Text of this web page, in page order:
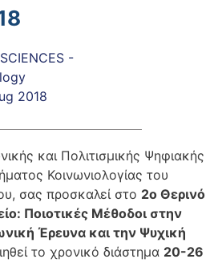
-
2018
και Πολιτισμικής Ψηφιακής
Κοινωνιολογίας του
σας προσκαλεί στο 2ο Θερινό
Ποιοτικές Μέθοδοι στην
Έρευνα και την Ψυχική
το χρονικό διάστημα 20-26